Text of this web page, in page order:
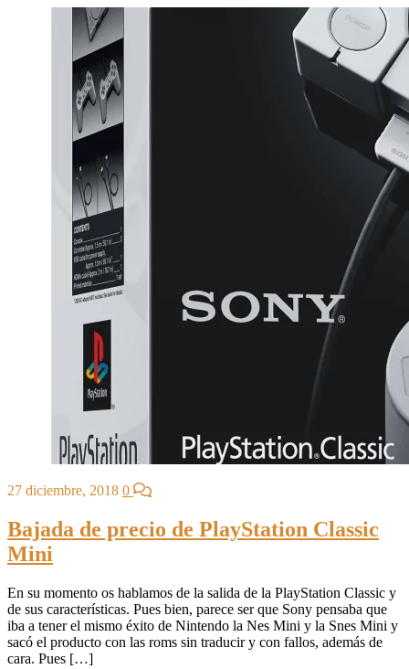
27 diciembre, 2018 0
Bajada de precio de PlayStation Classic
Mini
En su momento os hablamos de la salida de la PlayStation Classic y
de sus características. Pues bien, parece ser que Sony pensaba que
iba a tener el mismo éxito de Nintendo la Nes Mini y la Snes Mini y
sacó el producto con las roms sin traducir y con fallos, además de
cara. Pues […]